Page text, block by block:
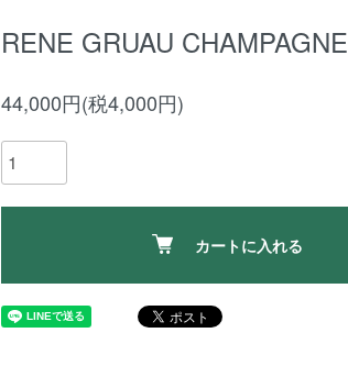
RENE GRUAU CHAMPAGNE
44,000円(税4,000円)
カートに入れる